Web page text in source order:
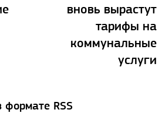
вновь вырастут
тарифы на
коммунальные
услуги
формате RSS